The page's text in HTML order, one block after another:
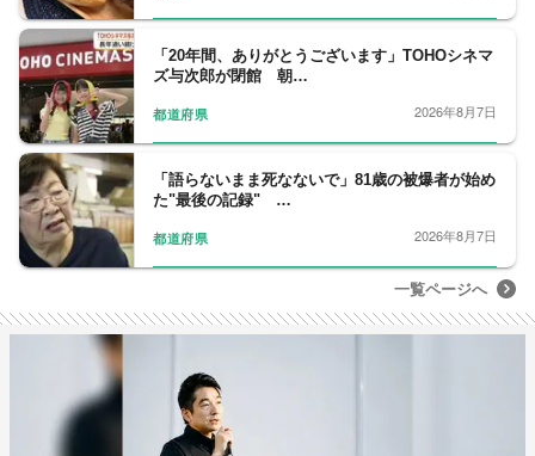
「20年間、ありがとうございます」TOHOシネマ
ズ与次郎が閉館 朝…
都道府県 2026年8月7日
「語らないまま死なないで」81歳の被爆者が始め
た"最後の記録" …
都道府県 2026年8月7日
一覧ページへ